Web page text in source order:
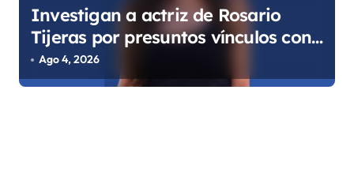
Investigan a actriz de Rosario
Tijeras por presuntos vínculos con
red de huachicol fiscal
Ago 4, 2026